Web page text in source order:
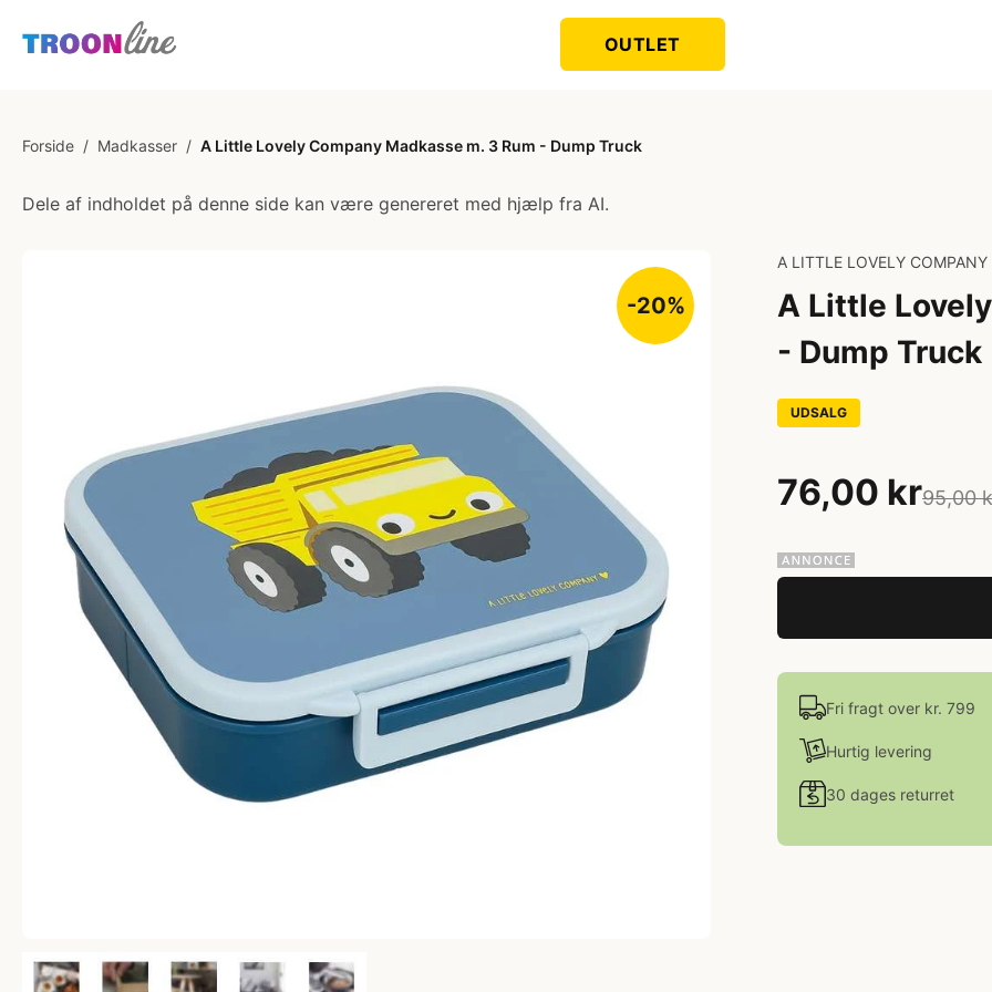
OUTLET
Forside / Madkasser / A Little Lovely Company Madkasse m. 3 Rum - Dump Truck
Dele af indholdet på denne side kan være genereret med hjælp fra AI.
-20%
A LITTLE LOVELY COMPANY
A Little
- Dump Truck
UDSALG
76,00 kr95,00
Fri fragt over kr. 799
Hurtig levering
30 dages returret